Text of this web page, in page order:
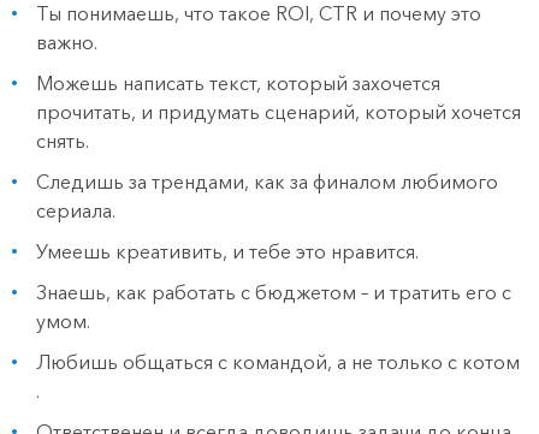
Ты понимаешь, что такое ROI, CTR и почему это
важно.
Можешь написать текст, который захочется
прочитать, и придумать сценарий, который хочется
снять.
Следишь за трендами, как за финалом любимого
сериала.
Умеешь креативить, и тебе это нравится.
Знаешь, как работать с бюджетом – и тратить его с
умом.
Любишь общаться с командой, а не только с котом
.